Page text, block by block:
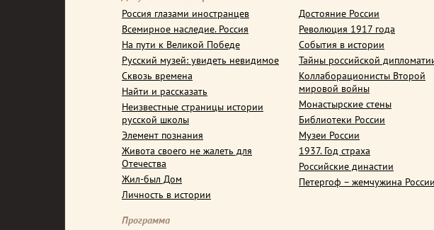
Россия глазами иностранцев
Всемирное наследие. Россия
На пути к Великой Победе
Русский музей: увидеть невидимое
Сквозь времена
Найти и рассказать
Неизвестные страницы истории
русской школы
Элемент познания
Живота своего не жалеть для
Отечества
Жил-был Дом
Личность в истории
Достояние России
Революция 1917 года
События в истории
Тайны российской
Коллаборационисты Второй
мировой войны
Монастырские стены
Библиотеки России
Музеи России
1937. Год страха
Российские династии
Петергоф – жемчужина России
Программа